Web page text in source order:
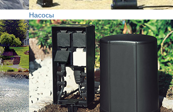
Насосы